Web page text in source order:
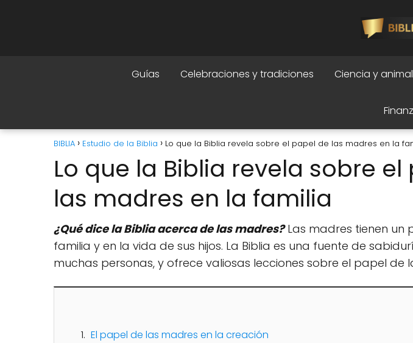
Guías Celebraciones y tradiciones Ciencia y
BIBLIA Estudio de la Biblia Lo que la Biblia revela sobre el papel de las madres en la
Lo que la Biblia revela sobre
las madres en la familia
¿Qué dice la Biblia acerca de las madres?Las madres tienen un
familia y en la vida de sus hijos. La Biblia es una fuente de
muchas personas, y ofrece valiosas lecciones sobre el papel de
El papel de las madres en la creación